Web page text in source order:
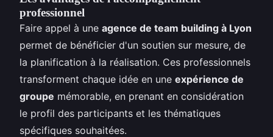
professionnel
Faire appel à une agence de team building à Lyon
permet de bénéficier d'un soutien sur mesure, de
la planification à la réalisation. Ces professionnels
transforment chaque idée en une expérience de
groupe mémorable, en prenant en considération
le profil des participants et les thématiques
spécifiques souhaitées.